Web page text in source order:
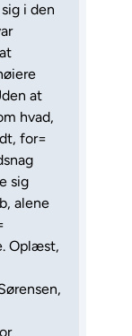
i den
at
hvad,
for=
sig
alene
Oplæst,